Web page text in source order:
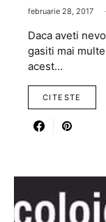
februarie 28, 2017
Daca aveti
gasiti mai
acest…
CITESTE